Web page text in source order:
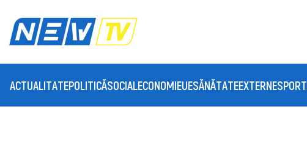
ACTUALITATEPOLITICĂSOCIAL ECONOMIEUESĂNĂTATEEXTERNESPORT